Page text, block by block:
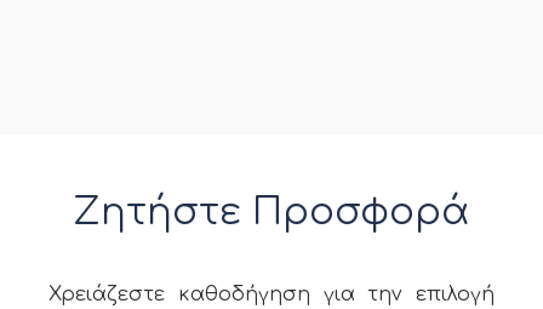
Ζητήστε Προσφορά
Χρειάζεστε καθοδήγηση για την επιλογή